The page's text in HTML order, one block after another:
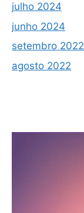
julho 2024
junho 2024
setembro 2022
agosto 2022